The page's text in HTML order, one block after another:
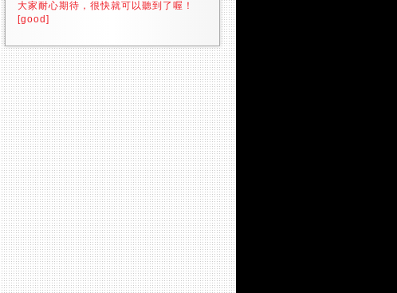
大家耐心期待，很快就可以聽到了喔！
[good]